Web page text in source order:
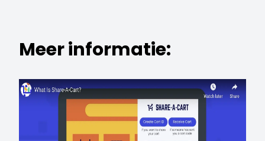
Meer informatie: